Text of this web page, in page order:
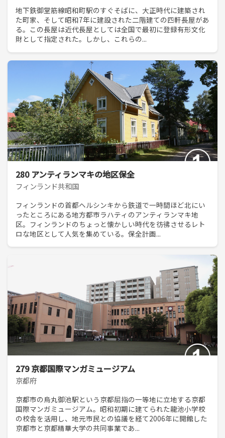
地下鉄御堂筋線昭和町駅のすぐそばに、大正時代に建築され
た町家、そして昭和7年に建設された二階建ての四軒長屋があ
る。この長屋は近代長屋としては全国で最初に登録有形文化
財として指定された。しかし、これらの...
280 アンティランマキの地区保全
フィンランド共和国
フィンランドの首都ヘルシンキから鉄道で一時間ほど北にい
ったところにある地方都市ラハティのアンティランマキ地
区。フィンランドのちょっと懐かしい時代を彷彿させるレト
ロな地区として人気を集めている。保全計画...
279 京都国際マンガミュージアム
京都府
京都市の烏丸御池駅という京都屈指の一等地に立地する京都
国際マンガミュージアム。昭和初期に建てられた龍池小学校
の校舎を活用し、地元市民との協議を経て2006年に開館した
京都市と京都精華大学の共同事業であ...